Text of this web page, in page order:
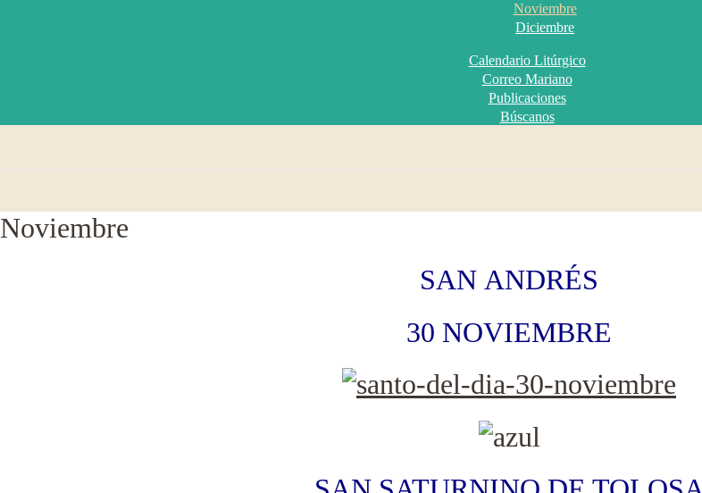
Noviembre
Diciembre
Calendario Litúrgico
Correo Mariano
Publicaciones
Búscanos
Noviembre
SAN ANDRÉS
30 NOVIEMBRE